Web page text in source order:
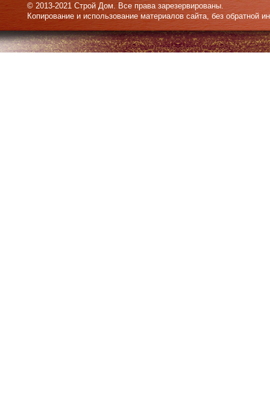
© 2013-2021 Строй Дом. Все права зарезервированы.
Копирование и использование материалов сайта, без обратной